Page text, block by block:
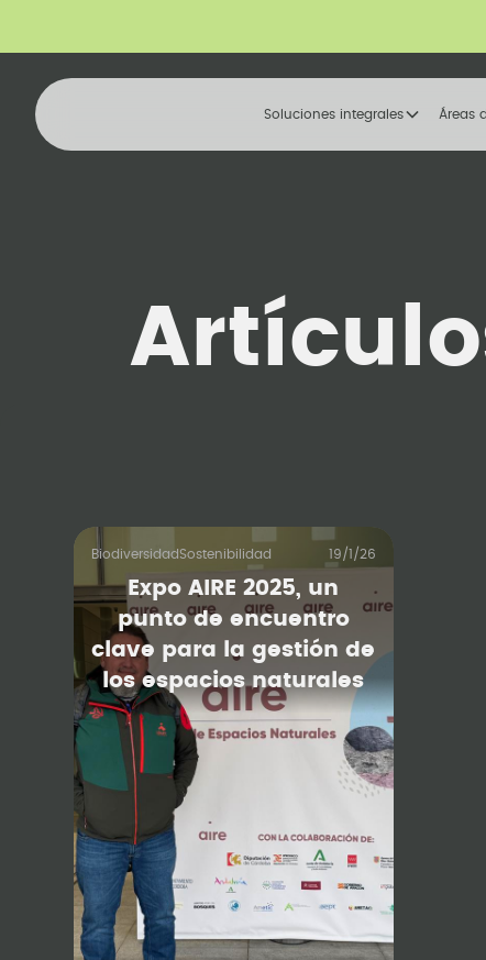
Soluciones integrales Áreas
BiodiversidadSostenibilidad 19/1/26
Expo AIRE 2025, un
punto de encuentro
clave para la gestión de
los espacios naturales